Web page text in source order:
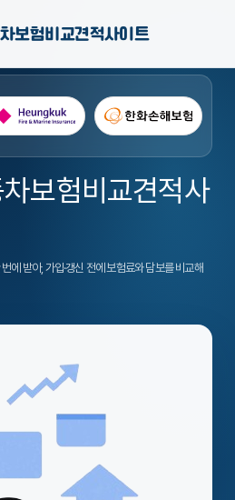
보험비교견적사이트
보험비교견적사
에 받아, 가입·갱신 전에 보험료와 담보를 비교해